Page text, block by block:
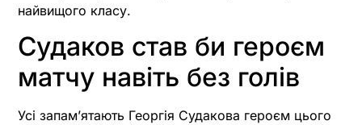
найвищого класу.
Судаков став би героєм
матчу навіть без голів
Усі запам’ятають Георгія Судакова героєм цього